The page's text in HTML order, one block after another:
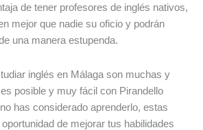
de tener profesores de inglés nativos,
mejor que nadie su oficio y podrán
una manera estupenda.
inglés en Málaga son muchas y
posible y muy fácil con Pirandello
has considerado aprenderlo, estas
de mejorar tus habilidades